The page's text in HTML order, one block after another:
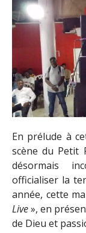
En prélude à
scène du Petit
désormais
officialiser la
année, cette
Live», en
de Dieu et